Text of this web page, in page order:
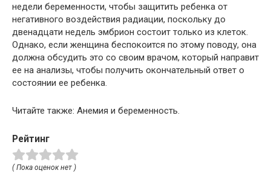
недели беременности, чтобы защитить ребенка от
негативного воздействия радиации, поскольку до
двенадцати недель эмбрион состоит только из клеток.
Однако, если женщина беспокоится по этому поводу, она
должна обсудить это со своим врачом, который направит
ее на анализы, чтобы получить окончательный ответ о
состоянии ее ребенка.
Читайте также: Анемия и беременность.
Рейтинг
( Пока оценок нет )